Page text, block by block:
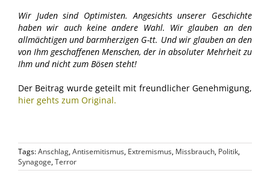
Wir Juden sind Optimisten. Angesichts unserer Geschichte
haben wir auch keine andere Wahl. Wir glauben an den
allmächtigen und barmherzigen G-tt. Und wir glauben an den
von Ihm geschaffenen Menschen, der in absoluter Mehrheit zu
Ihm und nicht zum Bösen steht!
Der Beitrag wurde geteilt mit freundlicher Genehmigung,
hier gehts zum Original.
Tags:Anschlag,Antisemitismus, Extremismus, Missbrauch, Politik,
Synagoge,Terror